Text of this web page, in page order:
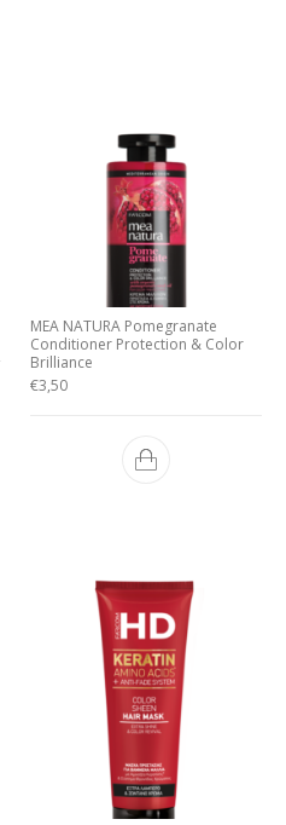
MEA NATURA Pomegranate
Conditioner Protection & Color
Brilliance
€3,50